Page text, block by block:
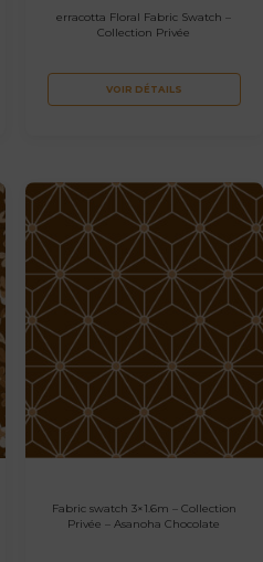
erracotta Floral Fabric Swatch –
Collection Privée
VOIR DÉTAILS
Fabric swatch 3×1.6m – Collection
Privée – Asanoha Chocolate